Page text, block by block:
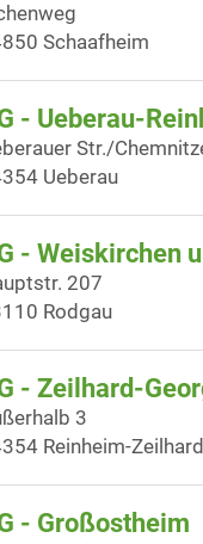
Schaafheim
- Ueberau-
Str./
Ueberau
- Weiskirchen
207
Rodgau
- Zeilhard-
3
Reinheim-Zeilhard
- Großostheim